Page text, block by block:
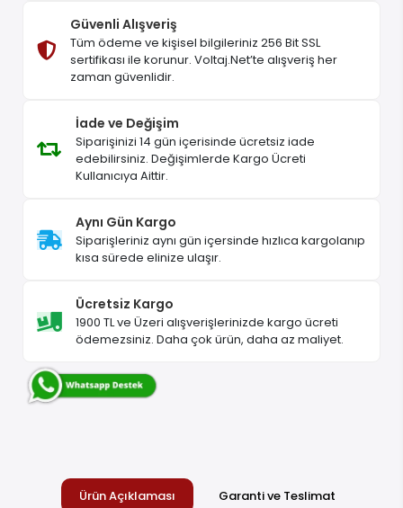
Güvenli Alışveriş
Tüm ödeme ve kişisel bilgileriniz 256 Bit SSL
sertifikası ile korunur. Voltaj.Net’te alışveriş her
zaman güvenlidir.
İade ve Değişim
Siparişinizi 14 gün içerisinde ücretsiz iade
edebilirsiniz. Değişimlerde Kargo Ücreti
Kullanıcıya Aittir.
Aynı Gün Kargo
Siparişleriniz aynı gün içersinde hızlıca kargolanıp
kısa sürede elinize ulaşır.
Ücretsiz Kargo
1900 TL ve Üzeri alışverişlerinizde kargo ücreti
ödemezsiniz. Daha çok ürün, daha az maliyet.
Ürün Açıklaması
Garanti ve Teslimat